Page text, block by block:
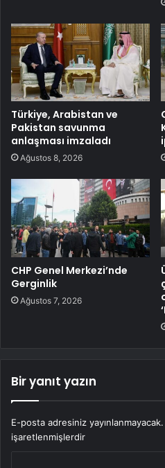
Türkiye, Arabistan ve
Pakistan savunma
anlaşması imzaladı
Ağustos 8, 2026
CHP Genel Merkezi’nde
Gerginlik
Ağustos 7, 2026
Bir yanıt yazın
E-posta adresiniz yayınlanmayacak.
işaretlenmişlerdir